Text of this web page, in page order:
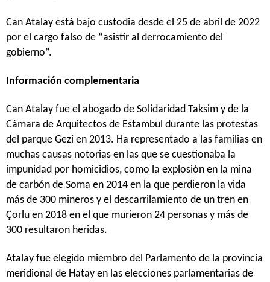
Can Atalay está bajo custodia desde el 25 de abril de 2022
por el cargo falso de “asistir al derrocamiento del
gobierno”.
Información complementaria
Can Atalay fue el abogado de Solidaridad Taksim y de la
Cámara de Arquitectos de Estambul durante las protestas
del parque Gezi en 2013. Ha representado a las familias en
muchas causas notorias en las que se cuestionaba la
impunidad por homicidios, como la explosión en la mina
de carbón de Soma en 2014 en la que perdieron la vida
más de 300 mineros y el descarrilamiento de un tren en
Çorlu en 2018 en el que murieron 24 personas y más de
300 resultaron heridas.
Atalay fue elegido miembro del Parlamento de la provincia
meridional de Hatay en las elecciones parlamentarias de